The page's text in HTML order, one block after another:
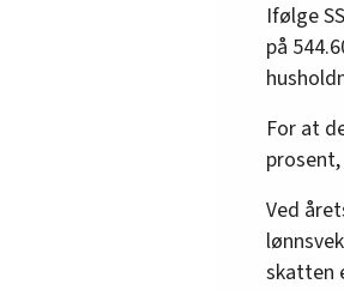
Ifølge
på
For at
Ved
skatten